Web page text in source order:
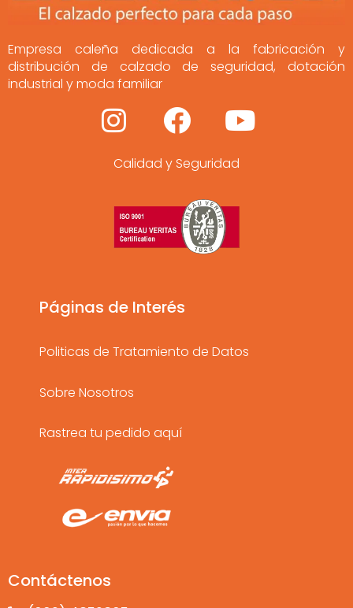
Empresa caleña dedicada a la fabricación y
distribución de calzado de seguridad, dotación
industrial y moda familiar
I
n
s
t
a
g
a
m
F
a
c
e
b
o
k
Y
o
u
t
b
Calidad y Seguridad
Páginas de Interés
Politicas de Tratamiento de Datos
Sobre Nosotros
Rastrea tu pedido aquí
Contáctenos